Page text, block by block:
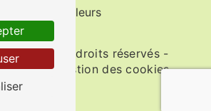
Livraison de fleurs
- Tous droits réservés -
-Gestion des cookies